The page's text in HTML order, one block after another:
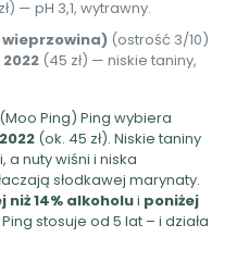
— pH 3,1, wytrawny.
(ostrość 3/10)
(45 zł) — niskie taniny,
Ping) Ping wybiera
(ok. 45 zł). Niskie taniny
a nuty wiśni i niska
słodkawej marynaty.
niż 14% alkoholui poniżej
stosuje od 5 lat – i działa